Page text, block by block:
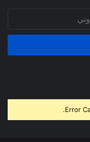
Error